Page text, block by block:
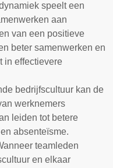
speelt een
aan
van een positieve
beter samenwerken en
in effectievere
bedrijfscultuur kan de
werknemers
leiden tot betere
absenteïsme.
teamleden
en elkaar